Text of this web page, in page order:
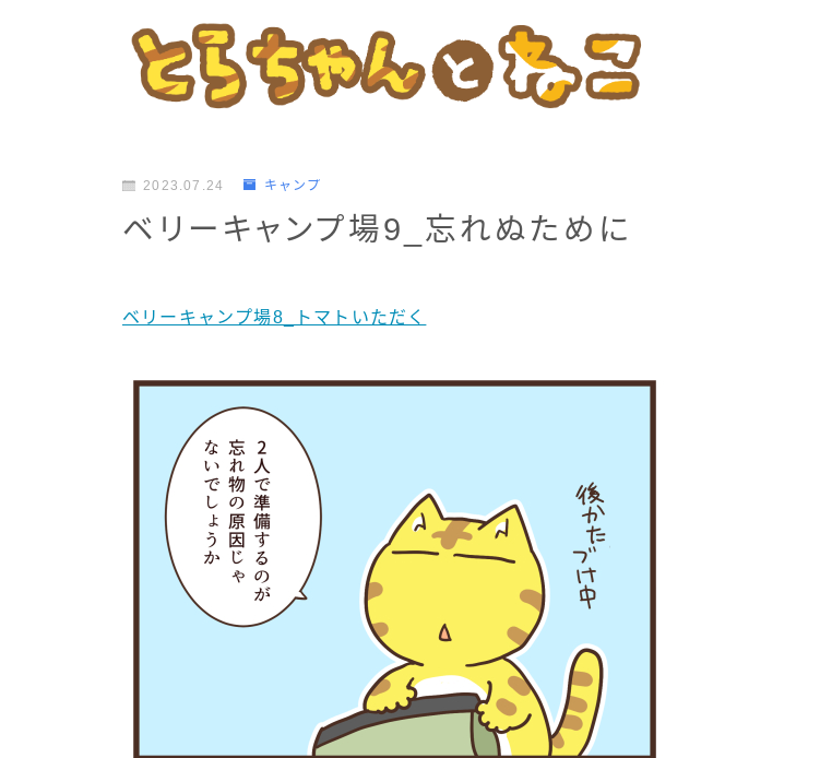
2023.07.24 キャンプ
ベリーキャンプ場9_忘れぬために
ベリーキャンプ場8_トマトいただく